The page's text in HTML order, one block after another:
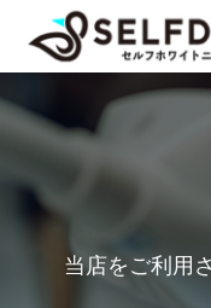
店をご 利用 され